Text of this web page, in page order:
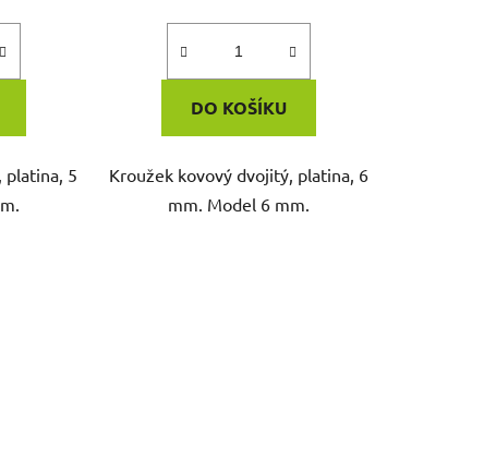
platina, 5
DO KOŠÍKU
Kroužek kovový dvojitý, platina, 6
mm. Model 6 mm.